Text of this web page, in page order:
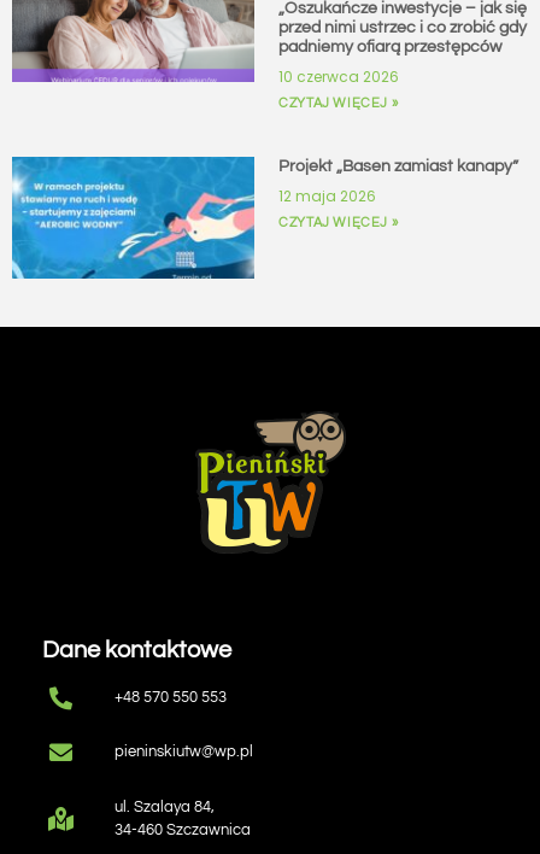
„Oszukańcze inwestycje – jak się
przed nimi ustrzec i co zrobić gdy
padniemy ofiarą przestępców
10 czerwca 2026
CZYTAJ WIĘCEJ »
Projekt „Basen zamiast kanapy”
12 maja 2026
CZYTAJ WIĘCEJ »
Dane kontaktowe
+48 570 550 553
pieninskiutw@wp.pl
ul. Szalaya 84,
34-460 Szczawnica